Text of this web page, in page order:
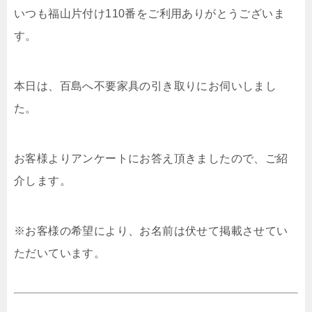
いつも福山片付け110番をご利用ありがとうございま
す。
本日は、百島へ不要家具の引き取りにお伺いしまし
た。
お客様よりアンケートにお答え頂きましたので、ご紹
介します。
※お客様の希望により、お名前は伏せて掲載させてい
ただいています。